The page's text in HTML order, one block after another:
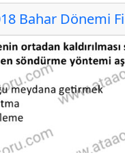
Bahar Dönemi